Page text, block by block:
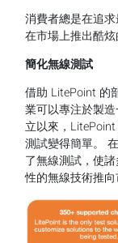
消費者總是在追
在市場上推出酷
簡化無線測試
借助 LitePoint 的
業可以專注於製
立以來，
測試變得簡單。
了無線測試，使
性的無線技術推向